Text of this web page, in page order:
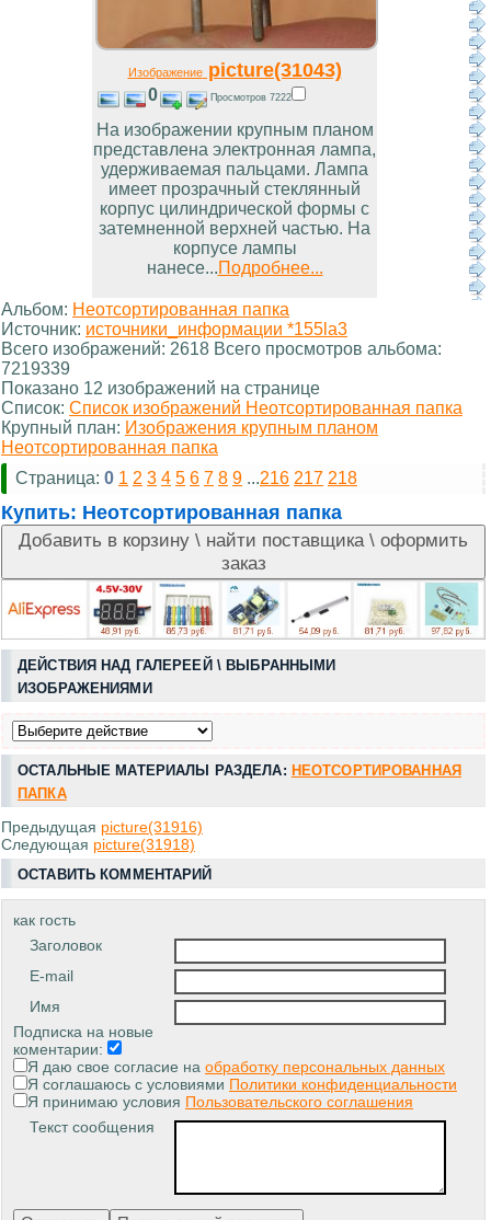
Изображениеpicture(31043)
0 Просмотров 7222
На изображении крупным планом
представлена электронная лампа,
удерживаемая пальцами. Лампа
имеет прозрачный стеклянный
корпус цилиндрической формы с
затемненной верхней частью. На
корпусе лампы
нанесе...Подробнее...
Альбом: Неотсортированная папка
Источник: источники_информации *155la3
Всего изображений: 2618 Всего просмотров альбома:
7219339
Показано 12 изображений на странице
Список: Список изображений Неотсортированная папка
Крупный план: Изображения крупным планом
Неотсортированная папка
Страница: 0 1 2 3 4 5 6 7 8 9 ...216 217 218
Купить: Неотсортированная папка
ДЕЙСТВИЯ НАД ГАЛЕРЕЕЙ \ ВЫБРАННЫМИ
ИЗОБРАЖЕНИЯМИ
ОСТАЛЬНЫЕ МАТЕРИАЛЫ РАЗДЕЛА: НЕОТСОРТИРОВАННАЯ
ПАПКА
Предыдущая picture(31916)
Следующая picture(31918)
ОСТАВИТЬ КОММЕНТАРИЙ
как гость
Заголовок
E-mail
Имя
Подписка на новые
коментарии:
Я даю свое согласие на обработку персональных данных
Я соглашаюсь с условиями Политики конфиденциальности
Я принимаю условия Пользовательского соглашения
Текст сообщения